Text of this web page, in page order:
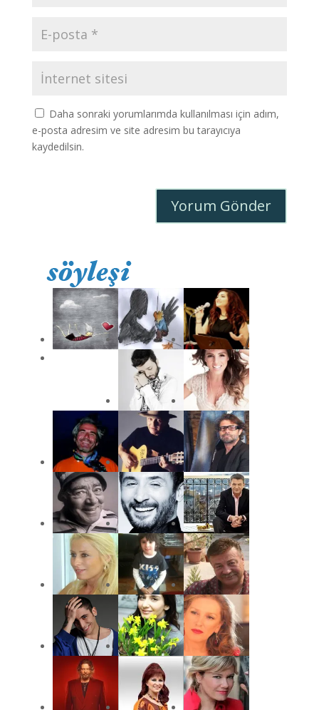
Daha sonraki yorumlarımda kullanılması için adım,
e-posta adresim ve site adresim bu tarayıcıya
kaydedilsin.